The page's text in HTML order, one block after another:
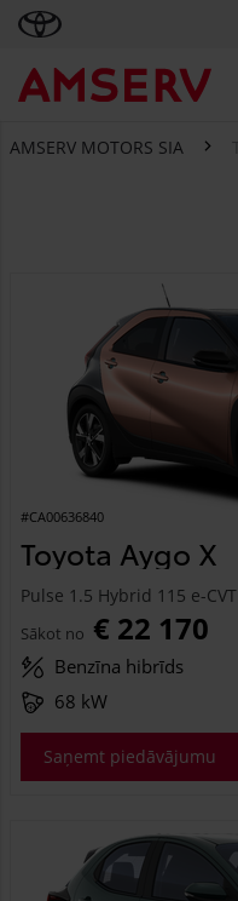
AMSERV MOTORS SIA
#CA00636840
Toyota Aygo X
Pulse 1.5 Hybrid 115 e-
Sākot no € 22 170
Benzīna hibrīds
68 kW
Saņemt piedāvājumu